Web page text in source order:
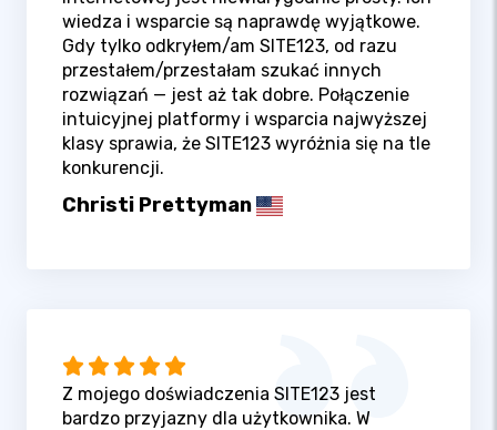
wiedza i wsparcie są naprawdę wyjątkowe.
Gdy tylko odkryłem/am SITE123, od razu
przestałem/przestałam szukać innych
rozwiązań — jest aż tak dobre. Połączenie
intuicyjnej platformy i wsparcia najwyższej
klasy sprawia, że SITE123 wyróżnia się na tle
konkurencji.
Christi Prettyman
Z mojego doświadczenia SITE123 jest
bardzo przyjazny dla użytkownika. W